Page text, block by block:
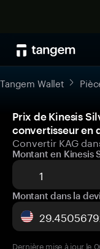
Tangem Wallet
Prix de Kinesis
convertisseur en
Convertir KAG
Montant en Kinesis
Montant dans la
Dernière mise à jour le